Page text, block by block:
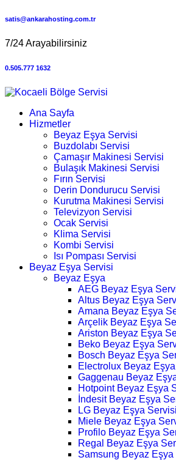
satis@ankarahosting.com.tr
7/24 Arayabilirsiniz
0.505.777 1632
Ana Sayfa
Hizmetler
Beyaz Eşya Servisi
Buzdolabı Servisi
Çamaşır Makinesi Servisi
Bulaşık Makinesi Servisi
Fırın Servisi
Derin Dondurucu Servisi
Kurutma Makinesi Servisi
Televizyon Servisi
Ocak Servisi
Klima Servisi
Kombi Servisi
Isı Pompası Servisi
Beyaz Eşya Servisi
Beyaz Eşya
AEG Beyaz Eşya
Altus Beyaz Eşya
Amana Beyaz Eşya
Arçelik Beyaz Eşya
Ariston Beyaz Eşya
Beko Beyaz Eşya
Bosch Beyaz Eşya
Electrolux Beyaz
Gaggenau Beyaz
Hotpoint Beyaz Eşya
İndesit Beyaz Eşya
LG Beyaz Eşya Servisi
Miele Beyaz Eşya
Profilo Beyaz Eşya
Regal Beyaz Eşya
Samsung Beyaz Eşya